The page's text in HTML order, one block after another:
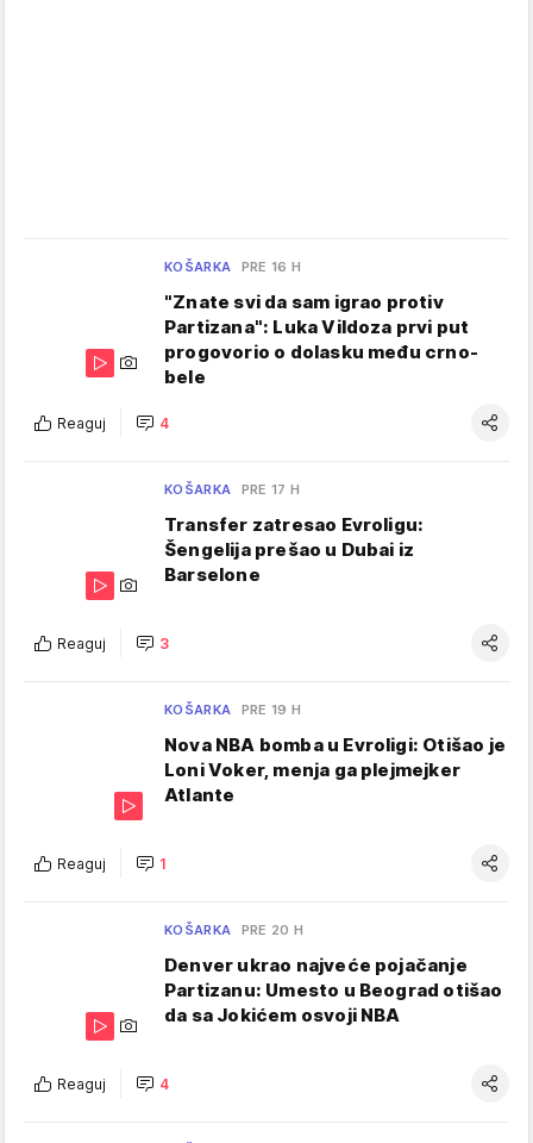
KOŠARKA PRE 16 H
"Znate svi da sam igrao protiv
Partizana": Luka Vildoza prvi put
progovorio o dolasku među crno-
bele
Reaguj 4
KOŠARKA PRE 17 H
Transfer zatresao Evroligu:
Šengelija prešao u Dubai iz
Barselone
Reaguj 3
KOŠARKA PRE 19 H
Nova NBA bomba u Evroligi: Otišao je
Loni Voker, menja ga plejmejker
Atlante
Reaguj 1
KOŠARKA PRE 20 H
Denver ukrao najveće pojačanje
Partizanu: Umesto u Beograd otišao
da sa Jokićem osvoji NBA
Reaguj 4